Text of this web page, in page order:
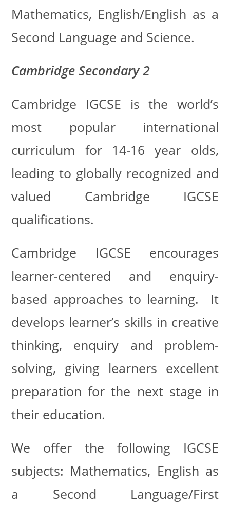
Mathematics, English/English as a
Second Language and Science.
Cambridge Secondary 2
Cambridge IGCSE is the world’s
most popular international
curriculum for 14-16 year olds,
leading to globally recognized and
valued Cambridge IGCSE
qualifications.
Cambridge IGCSE encourages
learner-centered and enquiry-
based approaches to learning. It
develops learner’s skills in creative
thinking, enquiry and problem-
solving, giving learners excellent
preparation for the next stage in
their education.
We offer the following IGCSE
subjects: Mathematics, English as
a Second Language/First